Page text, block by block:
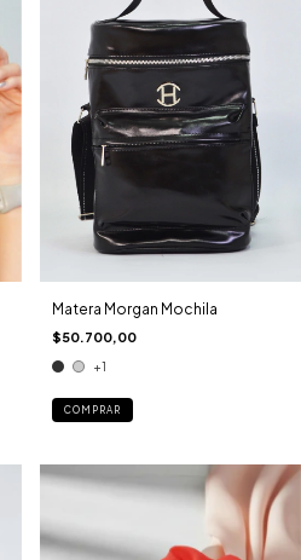
Matera Morgan Mochila
$50.700,00
+1
COMPRAR